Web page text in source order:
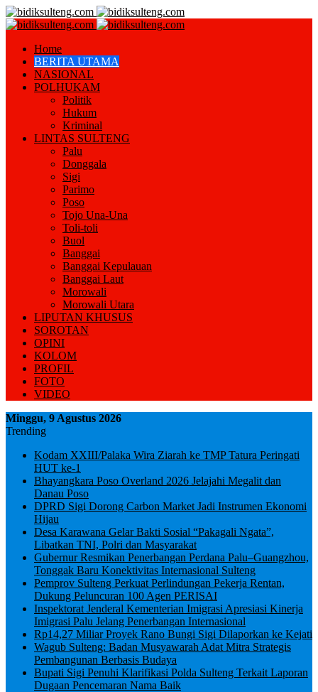
Home
BERITA UTAMA
NASIONAL
POLHUKAM
Politik
Hukum
Kriminal
LINTAS SULTENG
Palu
Donggala
Sigi
Parimo
Poso
Tojo Una-Una
Toli-toli
Buol
Banggai
Banggai Kepulauan
Banggai Laut
Morowali
Morowali Utara
LIPUTAN KHUSUS
SOROTAN
OPINI
KOLOM
PROFIL
FOTO
VIDEO
Minggu, 9 Agustus 2026
Trending
Kodam XXIII/Palaka Wira Ziarah ke TMP Tatura Peringati
HUT ke-1
Bhayangkara Poso Overland 2026 Jelajahi Megalit dan
Danau Poso
DPRD Sigi Dorong Carbon Market Jadi Instrumen Ekonomi
Hijau
Desa Karawana Gelar Bakti Sosial “Pakagali Ngata”,
Libatkan TNI, Polri dan Masyarakat
Gubernur Resmikan Penerbangan Perdana Palu–Guangzhou,
Tonggak Baru Konektivitas Internasional Sulteng
Pemprov Sulteng Perkuat Perlindungan Pekerja Rentan,
Dukung Peluncuran 100 Agen PERISAI
Inspektorat Jenderal Kementerian Imigrasi Apresiasi Kinerja
Imigrasi Palu Jelang Penerbangan Internasional
Rp14,27 Miliar Proyek Rano Bungi Sigi Dilaporkan ke Kejati
Wagub Sulteng: Badan Musyawarah Adat Mitra Strategis
Pembangunan Berbasis Budaya
Bupati Sigi Penuhi Klarifikasi Polda Sulteng Terkait Laporan
Dugaan Pencemaran Nama Baik